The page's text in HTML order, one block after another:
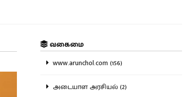
வகைமை
www.arunchol.com (156)
அடையாள அரசியல் (2)